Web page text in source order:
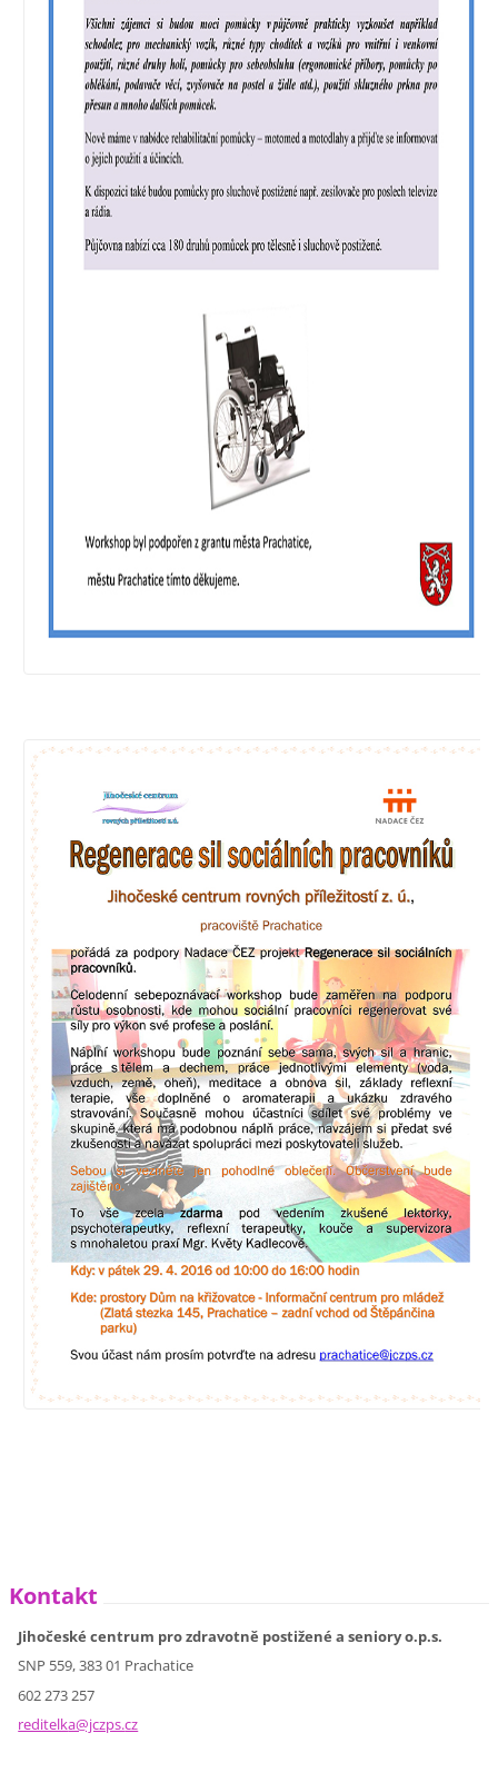
Kontakt
Jihočeské centrum pro zdravotně postižené a seniory o.p.s.
SNP 559, 383 01 Prachatice
602 273 257
reditelka@jczps.cz